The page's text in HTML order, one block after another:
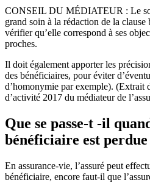
CONSEIL DU MÉDIATEUR : Le
grand soin à la rédaction de la
vérifier qu’elle correspond à ses
proches.
Il doit également apporter les
des bénéficiaires, pour éviter
d’homonymie par exemple). (Extrait
d’activité 2017 du médiateur de
Que se passe-t -il
bénéficiaire est perdue
En assurance-vie, l’assuré peut
bénéficiaire, encore faut-il que